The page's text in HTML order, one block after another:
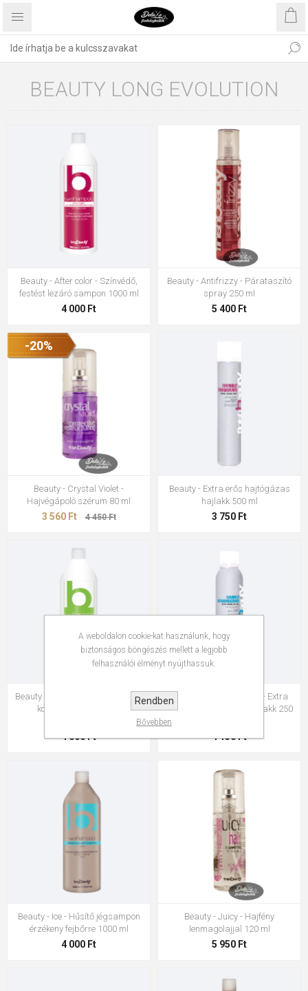
BEAUTY LONG EVOLUTION
Beauty - After color - Színvédő,
festést lezáró sampon 1000 ml
4 000 Ft
Beauty - Antifrizzy - Párataszító
spray 250 ml
5 400 Ft
-20%
Beauty - Crystal Violet -
Hajvégápoló szérum 80 ml
3 560 Ft 4 450 Ft
Beauty - Extra erős hajtógázas
hajlakk 500 ml
3 750 Ft
Beauty - Greasy - Sampon zsíros
korpás hajra 1000 ml
4 000 Ft
Beauty - Hairspray Eco - Extra
erős hajtógáz nélküli hajlakk 250
4 150 Ft
Beauty - Ice - Hűsítő jégsampon
érzékeny fejbőrre 1000 ml
4 000 Ft
Beauty - Juicy - Hajfény
lenmagolajjal 120 ml
5 950 Ft
A weboldalon cookie-kat használunk, hogy
biztonságos böngészés mellett a legjobb
felhasználói élményt nyújthassuk.
Rendben
Bővebben